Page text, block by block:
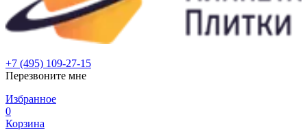
+7 (495) 109-27-15
Перезвоните мне
Избранное
0
Корзина